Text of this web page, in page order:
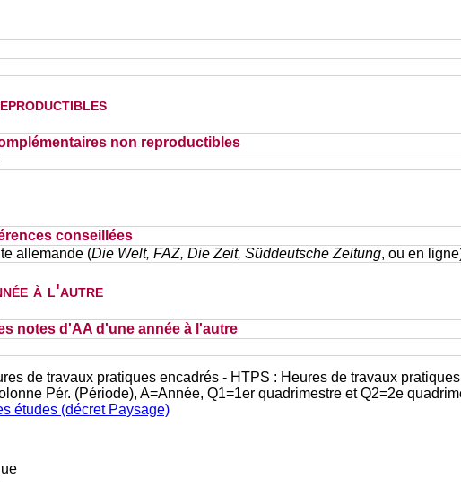
non reproductibles
conseillées
allemande (Die Welt, FAZ, Die Zeit, Süddeutsche Zeitung, ou en
à l'autre
notes d'AA d'une année à l'autre
de travaux pratiques encadrés - HTPS : Heures de travaux
Pér. (Période), A=Année, Q1=1er quadrimestre et Q2=2e
études (décret Paysage)